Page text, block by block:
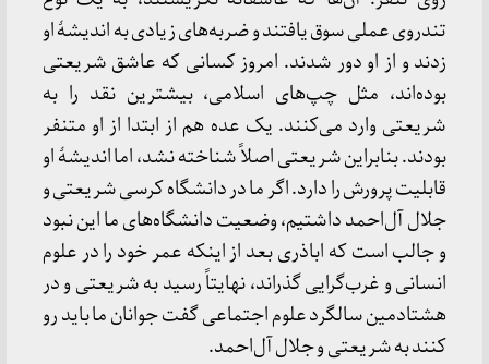
تندروی عملی سوق یافتند و ضربه‌های زیادی به اندیشۀ او
زدند و از او دور شدند. امروز کسانی که عاشق شریعتی
بوده‌اند، مثل چپ‌های اسلامی، بیشترین نقد را به
شریعتی وارد می‌کنند. یک عده هم از ابتدا از او متنفر
بودند. بنابراین شریعتی اصلاً شناخته نشد، اما اندیشۀ او
قابلیت پرورش را دارد. اگر ما در دانشگاه کرسی شریعتی و
جلال آل‌احمد داشتیم، وضعیت دانشگاه‌های ما این نبود
و جالب است که اباذری بعد از اینکه عمر خود را در علوم
انسانی و غرب‌گرایی گذراند، نهایتاً رسید به شریعتی و در
هشتادمین سالگرد علوم اجتماعی گفت جوانان ما باید رو
کنند به شریعتی و جلال آل‌احمد.